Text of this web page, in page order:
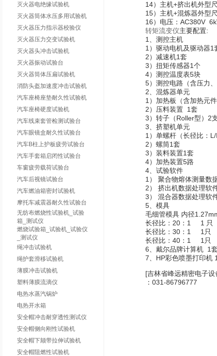
灭火器电绝缘试验机
灭火器筒体水压多用试验机
灭火器压力指示器校验仪
灭火器压力交变试验机
灭火器头冲击试验机
灭火器振动试验台
灭火器筒体压扁试验机
消防头盔加速度冲击试验机
汽车座椅座垫耐久性试验机
汽车座椅硬度试验机
汽车线束套管检测试验台
汽车眼镜盒耐久性试验台
汽车B柱上护板疲劳试验台
汽车手套箱启闭性试验台
车窗疲劳载荷试验台
汽车后视镜试验台
汽车燃油箱密封试验机
摩托车减震器耐久性试验台
无纺布燃烧性试验机_试验
箱_测试仪
燃烧试验箱_试验机_试验仪
_测试仪
绳冲击试验机
绳护套滑移试验机
薄膜冲击试验机
塑料薄膜流滴仪
电热水蒸汽锅炉
电热开水箱
安全帽冲击耐穿透性测试仪
安全帽侧向刚性试验机
安全帽下颏带拉伸试验机
安全帽阻燃性试验机
14）主机+挤出机外型
15）主机+混炼器外型
16）电压：AC380V
转矩流变仪主要配置:
1、测
1）驱动电机及驱动器1
2）减速机1套
3）扭矩传感器1个
4）测控温度表5块
5）测控电路（含压力
2、混炼
1）加热板（含加热元
2）压料装置 1套
3）转子（Roller型）2
3、挤塑
1）单螺杆（长径比：
2）螺筒1套
3）装料装置1套
4）加热装置5路
4、试验软件
1） 聚合物熔体测量数
2） 挤出机数据处理软
3） 混合器数据处理软
5、
毛细管模具 内径
长径比：20：1 1 只
长径比：30：1 1只
长径比：40：1 1只
6、戴尔品牌计算机 1
7、HP彩色喷墨打印机
[吉林省峰远精密电子
：031-86796777